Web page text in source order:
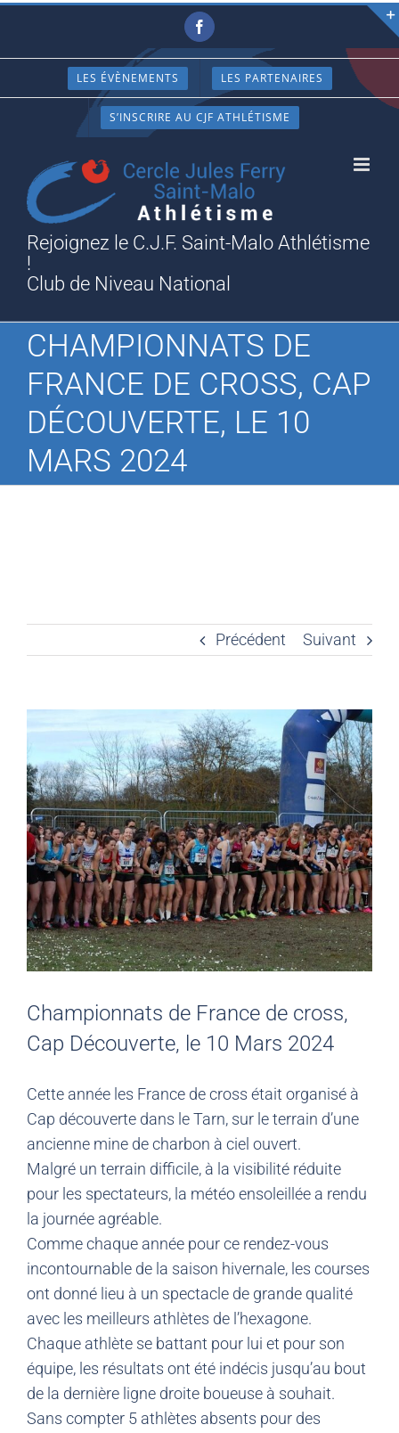
Passer
contenu
Facebook
LES ÉVÈNEMENTS LES PARTENAIRES
S’INSCRIRE AU CJF ATHLÉTISME
Rejoignez le C.J.F. Saint-Malo Athlétisme
!
Club de Niveau National
CHAMPIONNATS DE
FRANCE DE CROSS, CAP
DÉCOUVERTE, LE 10
MARS 2024
Précédent Suivant
Championnats de France de cross,
Cap Découverte, le 10 Mars 2024
Cette année les France de cross était organisé à
Cap découverte dans le Tarn, sur le terrain d’une
ancienne mine de charbon à ciel ouvert.
Malgré un terrain difficile, à la visibilité réduite
pour les spectateurs, la météo ensoleillée a rendu
la journée agréable.
Comme chaque année pour ce rendez-vous
incontournable de la saison hivernale, les courses
ont donné lieu à un spectacle de grande qualité
avec les meilleurs athlètes de l’hexagone.
Chaque athlète se battant pour lui et pour son
équipe, les résultats ont été indécis jusqu’au bout
de la dernière ligne droite boueuse à souhait.
Sans compter 5 athlètes absents pour des